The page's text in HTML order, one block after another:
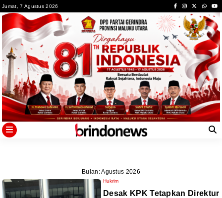
to
content
Jumat, 7 Agustus 2026
Bulan:Agustus 2026
Hukrim
Desak KPK Tetapkan Direktur